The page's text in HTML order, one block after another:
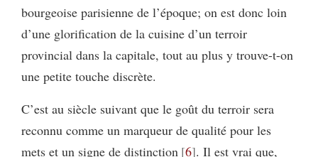
bourgeoise parisienne de l’époque; on est donc loin
d’une glorification de la cuisine d’un terroir
provincial dans la capitale, tout au plus y trouve-t-on
une petite touche discrète.
C’est au siècle suivant que le goût du terroir sera
reconnu comme un marqueur de qualité pour les
mets et un signe de distinction 6 . Il est vrai que,